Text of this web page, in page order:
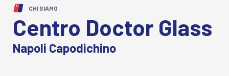
CHI SIAMO
Centro Doctor Glass
Napoli Capodichino